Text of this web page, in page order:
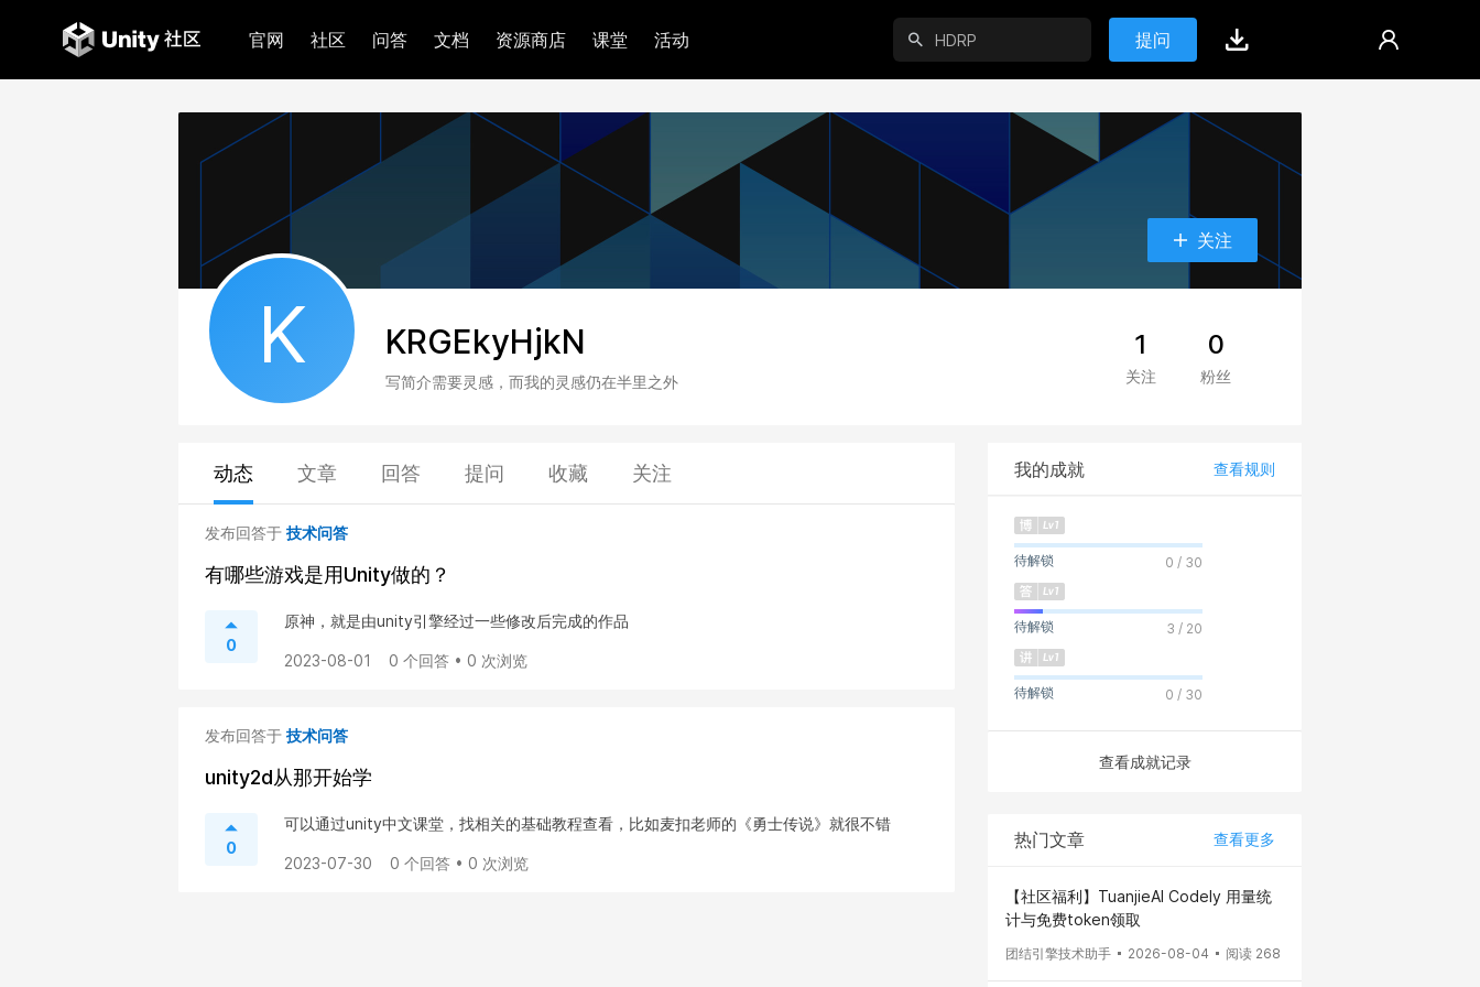
官网 社区 问答 文档 资源商店 课堂 活动 提问
关注
K KRGEkyHjkN
写简介需要灵感，而我的灵感仍在半里之外
1
关注
0
粉丝
动态 文章 回答 提问 收藏 关注
发布回答于 技术问答
有哪些游戏是用Unity做的？
0
原神，就是由unity引擎经过一些修改后完成的作品
2023-08-01 0 个回答 • 0 次浏览
发布回答于 技术问答
unity2d从那开始学
0
可以通过unity中文课堂，找相关的基础教程查看，比如麦扣老师的《勇士传说》就很不错
2023-07-30 0 个回答 • 0 次浏览
我的成就 查看规则
待解锁 0 / 30
待解锁 3 / 20
待解锁 0 / 30
查看成就记录
热门文章 查看更多
【社区福利】TuanjieAI Codely 用量统
计与免费token领取
团结引擎技术助手 2026-08-04 阅读 268